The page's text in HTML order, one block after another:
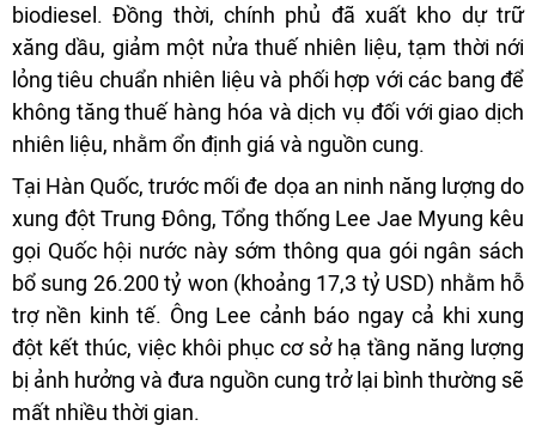
biodiesel. Đồng thời, chính phủ đã xuất kho dự trữ
xăng dầu, giảm một nửa thuế nhiên liệu, tạm thời nới
lỏng tiêu chuẩn nhiên liệu và phối hợp với các bang để
không tăng thuế hàng hóa và dịch vụ đối với giao dịch
nhiên liệu, nhằm ổn định giá và nguồn cung.
Tại Hàn Quốc, trước mối đe dọa an ninh năng lượng do
xung đột Trung Đông, Tổng thống Lee Jae Myung kêu
gọi Quốc hội nước này sớm thông qua gói ngân sách
bổ sung 26.200 tỷ won (khoảng 17,3 tỷ USD) nhằm hỗ
trợ nền kinh tế. Ông Lee cảnh báo ngay cả khi xung
đột kết thúc, việc khôi phục cơ sở hạ tầng năng lượng
bị ảnh hưởng và đưa nguồn cung trở lại bình thường sẽ
mất nhiều thời gian.